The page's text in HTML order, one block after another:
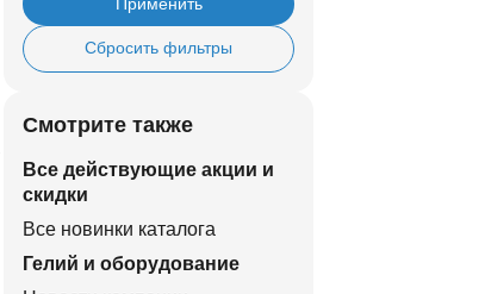
Применить
Сбросить фильтры
Смотрите также
Все действующие акции и
скидки
Все новинки каталога
Гелий и оборудование